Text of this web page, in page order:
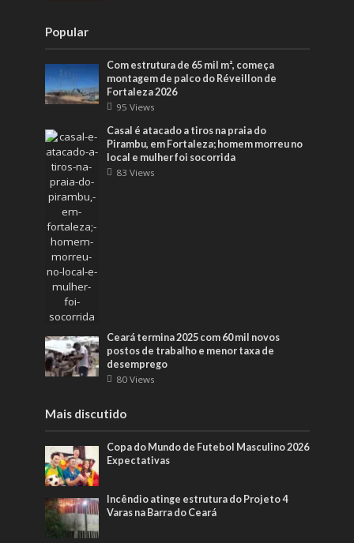
Popular
Com estrutura de 65 mil m², começa
montagem de palco do Réveillon de
Fortaleza 2026
95 Views
Casal é atacado a tiros na praia do
Pirambu, em Fortaleza; homem morreu no
local e mulher foi socorrida
83 Views
Ceará termina 2025 com 60 mil novos
postos de trabalho e menor taxa de
desemprego
80 Views
Mais discutido
Copa do Mundo de Futebol Masculino 2026
Expectativas
Incêndio atinge estrutura do Projeto 4
Varas na Barra do Ceará